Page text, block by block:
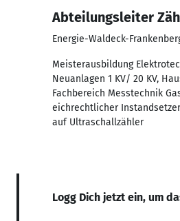
Abteilungsleiter
Energie-Waldeck-
Meisterausbildung
Neuanlagen 1 KV/ 20 KV,
Fachbereich Messtechnik
eichrechtlicher
auf Ultraschallzähler
Logg Dich jetzt ein, um